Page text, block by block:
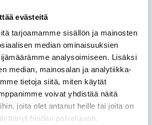
evästeitä
tarjoamamme sisällön ja mainosten
median ominaisuuksien
analysoimiseen. Lisäksi
median, mainosalan ja analytiikka-
tietoja siitä, miten käytät
voivat yhdistää näitä
joita olet antanut heille tai joita on
heidän palvelujaan.